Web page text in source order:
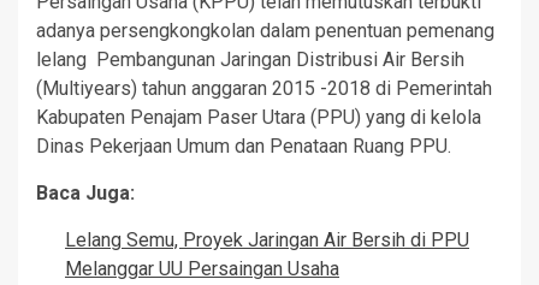
adanya persengkongkolan dalam penentuan pemenang
lelang Pembangunan Jaringan Distribusi Air Bersih
(Multiyears) tahun anggaran 2015 -2018 di Pemerintah
Kabupaten Penajam Paser Utara (PPU) yang di kelola
Dinas Pekerjaan Umum dan Penataan Ruang PPU.
Baca Juga:
Lelang Semu, Proyek Jaringan Air Bersih di PPU
Melanggar UU Persaingan Usaha